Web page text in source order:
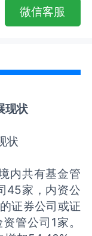
微信客服
现状
状
内共有基金管
45家，内资公
证券公司或证
管公司1家。